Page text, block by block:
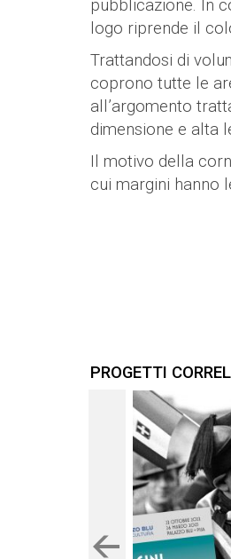
pubblicazione. In
logo riprende il
Trattandosi di
coprono tutte le
all’argomento
dimensione e alta
Il motivo della
cui margini hanno
PROGETTI